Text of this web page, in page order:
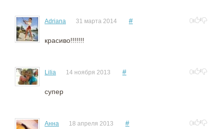
Adriana 31 марта 2014 # 0
красиво!!!!!!!
Lilia 14 ноября 2013 # 0
супер
Анна 18 апреля 2013 # 0